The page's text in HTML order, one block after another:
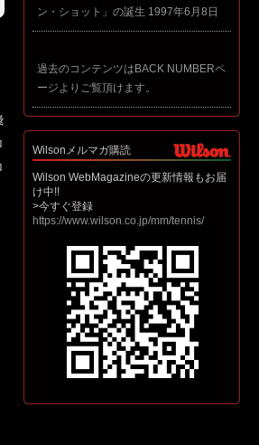
ン・ショット」の誕生 1997年6月8日
過去のコンテンツはBACK NUMBERペ
ージよりご覧頂けます。
Wilsonメルマガ購読
Wilson WebMagazineの更新情報もお届
け中!!
>今すぐ登録
https://www.wilson.co.jp/mm/tennis/